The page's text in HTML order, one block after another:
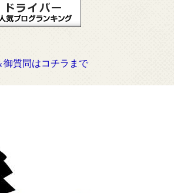
御質問はコチラまで